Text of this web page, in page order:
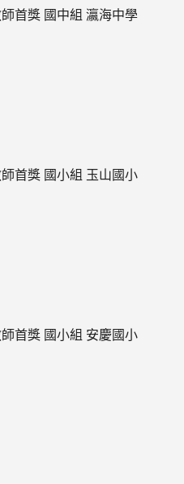
首獎 國中組 瀛海中學
首獎 國小組 玉山國小
首獎 國小組 安慶國小